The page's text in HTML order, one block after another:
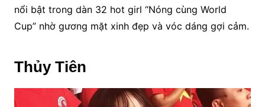
nổi bật trong dàn 32 hot girl “Nóng cùng World
Cup” nhờ gương mặt xinh đẹp và vóc dáng gợi cảm.
Thủy Tiên